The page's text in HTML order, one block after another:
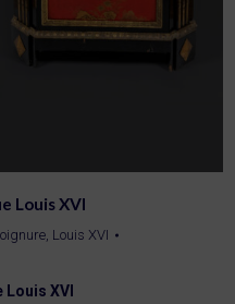
Louis XVI
, Louis XVI
XVI